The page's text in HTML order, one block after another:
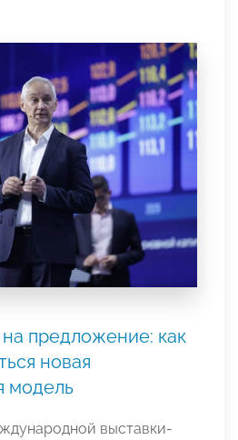
предложение: как
новая
модель
выставки-